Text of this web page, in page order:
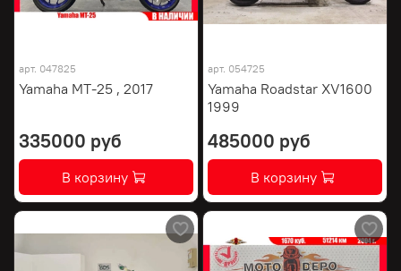
арт. 047825
Yamaha MT-25 , 2017
335000 руб
В корзину
арт. 054725
Yamaha Roadstar XV1600
1999
485000 руб
В корзину